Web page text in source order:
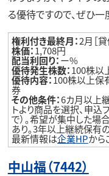
る優待ですので、ぜひ一
権利付き最終月：2月［
株価：1,708円
配当利回り：ー%
優待発生株数：100株以
優待内容：100株以上保
券
その他条件：6カ月以上
トより商品を選択、申
で）。希望が集中した
あり。3年以上継続保有
最新情報は企業HPから
中山福（7442）